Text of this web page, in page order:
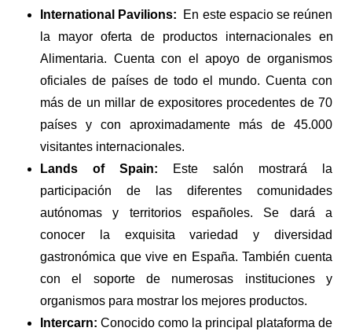
International Pavilions: En este espacio se reúnen
la mayor oferta de productos internacionales en
Alimentaria. Cuenta con el apoyo de organismos
oficiales de países de todo el mundo. Cuenta con
más de un millar de expositores procedentes de 70
países y con aproximadamente más de 45.000
visitantes internacionales.
Lands of Spain:
Este salón mostrará la
participación de las diferentes comunidades
autónomas y territorios españoles. Se dará a
conocer la exquisita variedad y diversidad
gastronómica que vive en España. También cuenta
con el soporte de numerosas instituciones y
organismos para mostrar los mejores productos.
Intercarn: Conocido como la principal plataforma de